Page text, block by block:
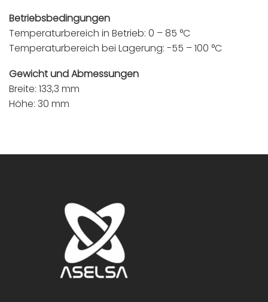
Betriebsbedingungen
Temperaturbereich in Betrieb: 0 – 85 °C
Temperaturbereich bei Lagerung: -55 – 100 °C
Gewicht und Abmessungen
Breite: 133,3 mm
Höhe: 30 mm